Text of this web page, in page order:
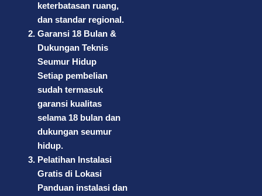
keterbatasan ruang,
dan standar regional.
Garansi 18 Bulan &
Dukungan Teknis
Seumur Hidup
Setiap pembelian
sudah termasuk
garansi kualitas
selama 18 bulan dan
dukungan seumur
hidup.
Pelatihan Instalasi
Gratis di Lokasi
Panduan instalasi dan